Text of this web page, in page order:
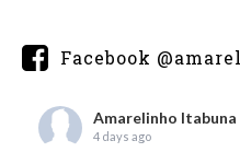
Facebook
Amarelinho Itabuna
4 days ago